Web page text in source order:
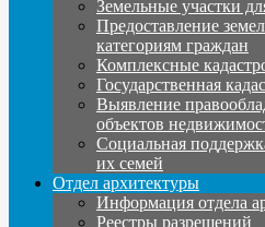
Земельные участки
Предоставление
категориям граждан
Комплексные
Государственная
Выявление
объектов
Социальная
их семей
Отдел архитектуры
Информация отдела
Реестры разрешений